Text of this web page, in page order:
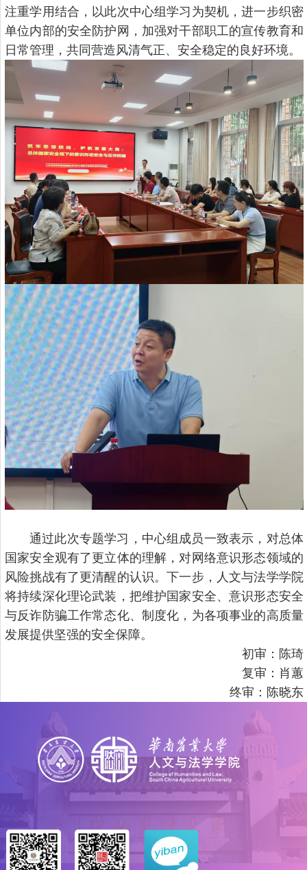
注重学用结合，以此次中心组学习为契机，进一步织密
单位内部的安全防护网，加强对干部职工的宣传教育和
日常管理，共同营造风清气正、安全稳定的良好环境。
通过此次专题学习，中心组成员一致表示，对总体
国家安全观有了更立体的理解，对网络意识形态领域的
风险挑战有了更清醒的认识。下一步，人文与法学学院
将持续深化理论武装，把维护国家安全、意识形态安全
与反诈防骗工作常态化、制度化，为各项事业的高质量
发展提供坚强的安全保障。
初审：陈琦
复审：肖蕙
终审：陈晓东